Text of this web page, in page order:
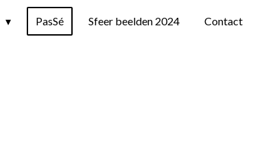
PasSé Sfeer beelden 2024 Contact